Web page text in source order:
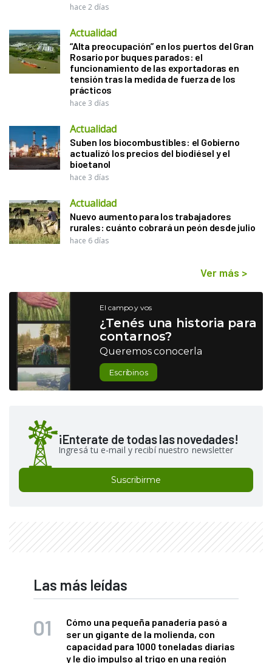
hace 2 días
Actualidad
“Alta preocupación” en los puertos del Gran
Rosario por buques parados: el
funcionamiento de las exportadoras en
tensión tras la medida de fuerza de los
prácticos
hace 3 días
Actualidad
Suben los biocombustibles: el Gobierno
actualizó los precios del biodiésel y el
bioetanol
hace 3 días
Actualidad
Nuevo aumento para los trabajadores
rurales: cuánto cobrará un peón desde julio
hace 6 días
Ver más >
El campo y vos
¿Tenés una historia para
contarnos?
Queremos conocerla
Escribinos
¡Enterate de todas las novedades!
Ingresá tu e-mail y recibí nuestro newsletter
Suscribirme
Las más leídas
Cómo una pequeña panadería pasó a
ser un gigante de la molienda, con
capacidad para 1000 toneladas diarias
y le dio impulso al trigo en una región